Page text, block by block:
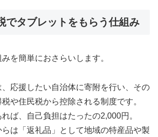
でタブレットをもらう仕組み
を簡単におさらいします。
応援したい自治体に寄附を行い、その
や住民税から控除される制度です。
ば、自己負担はたったの2,000円。
は「返礼品」として地域の特産品や製